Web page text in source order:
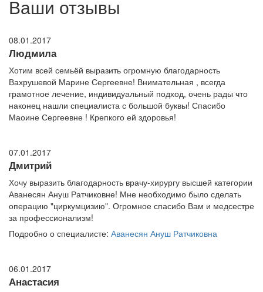
Ваши отзывы
08.01.2017
Людмила
Хотим всей семьёй выразить огромную благодарность
Вахрушевой Марине Сергеевне! Внимательная , всегда
грамотное лечение, индивидуальный подход, очень рады что
наконец нашли специалиста с большой буквы! Спасибо
Маоине Сергеевне ! Крепкого ей здоровья!
07.01.2017
Дмитрий
Хочу выразить благодарность врачу-хирургу высшей категории
Аванесян Ануш Ратчиковне! Мне необходимо было сделать
операцию "циркумцизию". Огромное спасибо Вам и медсестре
за профессионализм!
Подробно о специалисте: Аванесян Ануш Ратчиковна
06.01.2017
Анастасия